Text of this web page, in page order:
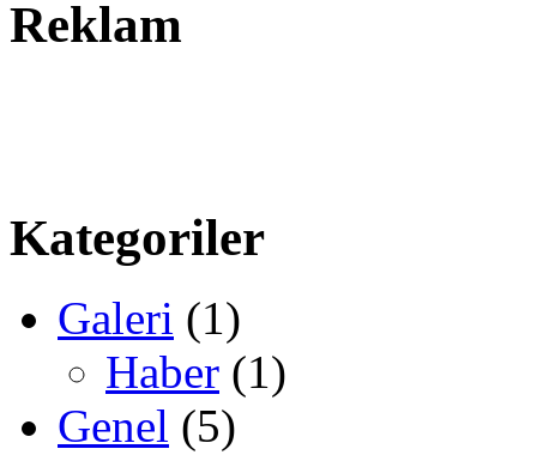
Reklam
Kategoriler
Galeri (1)
Haber (1)
Genel (5)